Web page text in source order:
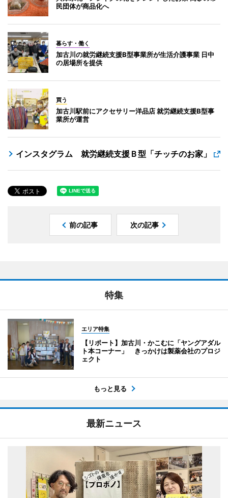
民団体が商品化へ
暮らす・働く
加古川の就労継続支援B型事業所が生活介護事業 日中
の居場所を提供
買う
加古川駅前にアクセサリー洋品店 就労継続支援B型事
業所が運営
インスタグラム 就労継続支援Ｂ型「チッチのお家」
前の記事 次の記事
特集
エリア特集
【リポート】加古川・かこむに「ヤングアダル
ト本コーナー」 きっかけは製薬会社のプロジ
ェクト
もっと見る
最新ニュース